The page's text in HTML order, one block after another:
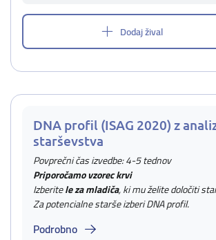
Dodaj žival
DNA profil (ISAG 2020) z
starševstva
Povprečni čas izvedbe: 4-5 tednov
Priporočamo vzorec krvi
Izberitele za mladiča, ki mu želite določiti
Za potencialne starše izberi DNA profil.
Podrobno